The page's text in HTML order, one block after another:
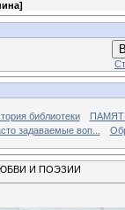
]
библиотеки
задаваемые воп...
И ПОЭЗИИ